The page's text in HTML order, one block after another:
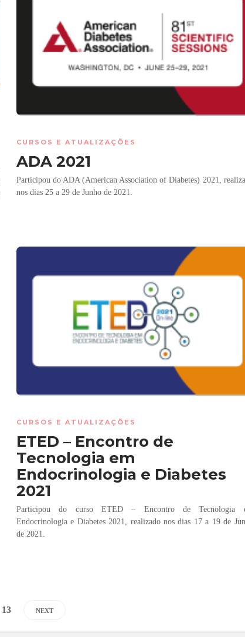
CURSOS E ATUALIZAÇÕES
ADA 2021
Participou do ADA (American Association of Diabetes) 2021,
nos dias 25 a 29 de Junho de 2021.
CURSOS E ATUALIZAÇÕES
ETED – Encontro de
Tecnologia em
Endocrinologia e Diabetes
2021
Participou do curso ETED – Encontro de Tecnologia
Endocrinologia e Diabetes 2021, realizado nos dias 17 a 19 de
de 2021.
13 NEXT